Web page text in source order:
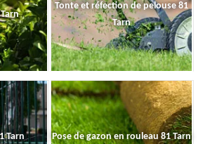
Tonte et réfection de pelouse 81
Tarn
Tarn Pose de gazon en rouleau 81 Tarn